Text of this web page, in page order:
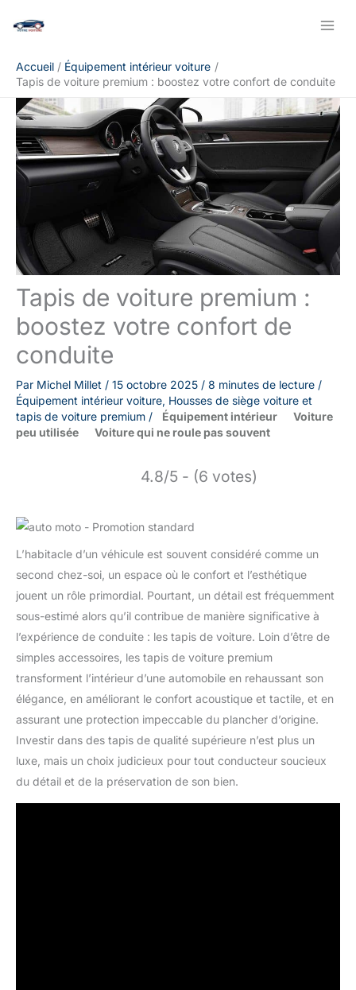
Accueil
Équipement intérieur voiture
Tapis de voiture premium : boostez votre confort de conduite
Tapis de voiture premium :
boostez votre confort de
conduite
Par Michel Millet / 15 octobre 2025 / 8 minutes de lecture /
Équipement intérieur voiture, Housses de siège voiture et
tapis de voiture premium / Équipement intérieur
Voiture
peu utilisée
Voiture qui ne roule pas souvent
4.8/5 - (6 votes)
L’habitacle d’un véhicule est souvent considéré comme un
second chez-soi, un espace où le confort et l’esthétique
jouent un rôle primordial. Pourtant, un détail est fréquemment
sous-estimé alors qu’il contribue de manière significative à
l’expérience de conduite : les tapis de voiture. Loin d’être de
simples accessoires, les tapis de voiture premium
transforment l’intérieur d’une automobile en rehaussant son
élégance, en améliorant le confort acoustique et tactile, et en
assurant une protection impeccable du plancher d’origine.
Investir dans des tapis de qualité supérieure n’est plus un
luxe, mais un choix judicieux pour tout conducteur soucieux
du détail et de la préservation de son bien.